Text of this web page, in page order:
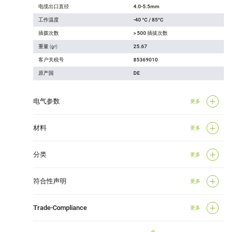
电缆出口直径 4.0-5.5mm
工作温度 -40 °C / 85°C
插拨次数 > 500 插拔次数
重量 (gr) 25.67
客户关税号 85369010
原产国 DE
电气参数 更多
材料 更多
分类 更多
符合性声明 更多
Trade-Compliance 更多